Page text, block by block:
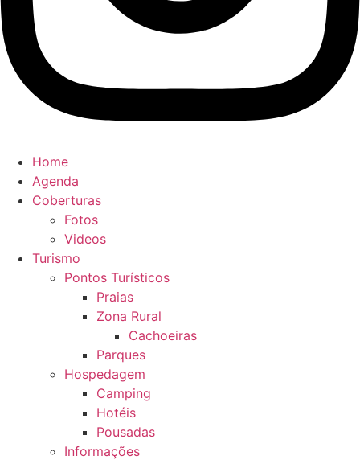
Home
Agenda
Coberturas
Fotos
Videos
Turismo
Pontos Turísticos
Praias
Zona Rural
Cachoeiras
Parques
Hospedagem
Camping
Hotéis
Pousadas
Informações